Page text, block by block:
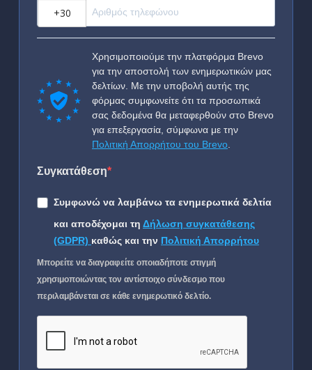
Χρησιμοποιούμε την πλατφόρμα Brevo
για την αποστολή των ενημερωτικών μας
δελτίων. Με την υποβολή αυτής της
φόρμας συμφωνείτε ότι τα προσωπικά
σας δεδομένα θα μεταφερθούν στο Brevo
για επεξεργασία, σύμφωνα με την
Πολιτική Απορρήτου του Brevo
Συγκατάθεση
Συμφωνώ να λαμβάνω τα ενημερωτικά δελτία
και αποδέχομαι τη Δήλωση συγκατάθεσης
(GDPR) καθώς και την Πολιτική Απορρήτου
Μπορείτε να διαγραφείτε οποιαδήποτε στιγμή
χρησιμοποιώντας τον αντίστοιχο σύνδεσμο που
περιλαμβάνεται σε κάθε ενημερωτικό δελτίο.